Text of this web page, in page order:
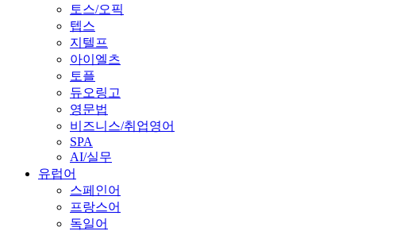
토스/오픽
텝스
지텔프
아이엘츠
토플
듀오링고
영문법
비즈니스/취업영어
SPA
AI/실무
유럽어
스페인어
프랑스어
독일어